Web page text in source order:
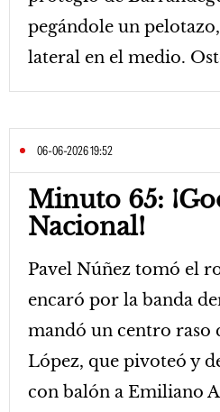
pegándole un
lateral en el medio.
06-06-2026 19:52
Minuto 65:
Nacional!
Pavel Núñez tomó el
encaró por la banda
mandó un centro raso
López, que pivoteó y
con balón a Emiliano